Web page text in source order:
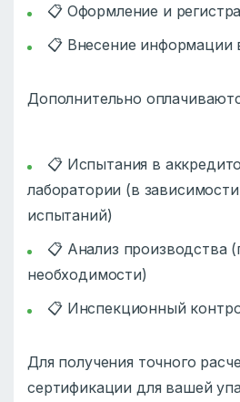
📋 Оформление и
📋 Внесение информации
Дополнительно
📋 Испытания в
лаборатории (в
испытаний)
📋 Анализ производства
необходимости)
📋 Инспекционный
Для получения точного
сертификации для вашей